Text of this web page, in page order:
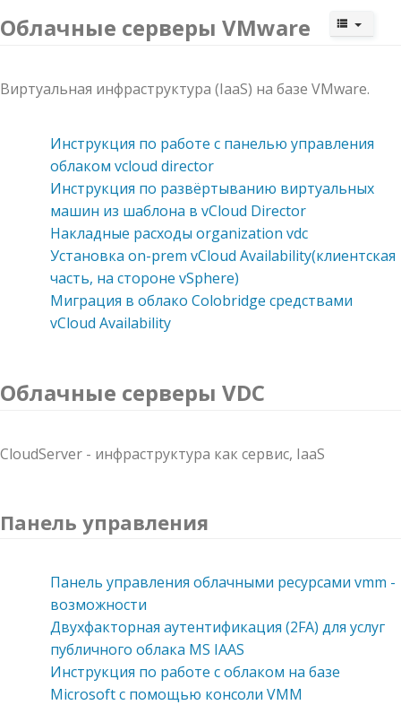
Облачные серверы VMware
Виртуальная инфраструктура (IaaS) на базе VMware.
Инструкция по работе с панелью управления
облаком vcloud director
Инструкция по развёртыванию виртуальных
машин из шаблона в vCloud Director
Накладные расходы organization vdc
Установка on-prem vCloud Availability(клиентская
часть, на стороне vSphere)
Миграция в облако Colobridge средствами
vCloud Availability
Облачные серверы VDC
CloudServer - инфраструктура как сервис, IaaS
Панель управления
Панель управления облачными ресурсами vmm -
возможности
Двухфакторная аутентификация (2FA) для услуг
публичного облака MS IAAS
Инструкция по работе с облаком на базе
Microsoft с помощью консоли VMM